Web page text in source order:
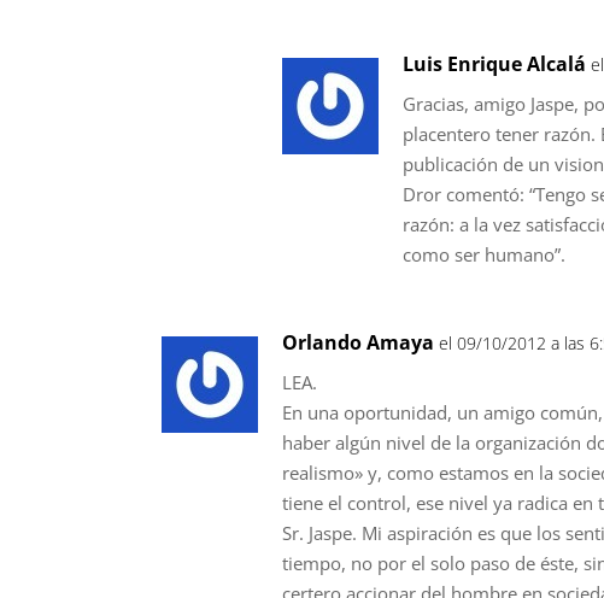
Luis Enrique Alcalá
Gracias, amigo Jaspe,
placentero tener razón.
publicación de un
Dror comentó: “Tengo
razón: a la vez
como ser humano”.
Orlando Amaya el 09/10/2012 a las
LEA.
En una oportunidad, un amigo
haber algún nivel de la organización
realismo» y, como estamos en la
tiene el control, ese nivel ya radica
Sr. Jaspe. Mi aspiración es que los
tiempo, no por el solo paso de éste,